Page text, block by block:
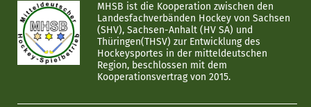
MHSB ist die Kooperation zwischen den
Landesfachverbänden Hockey von Sachsen
(SHV), Sachsen-Anhalt (HV SA) und
Thüringen(THSV) zur Entwicklung des
Hockeysportes in der mitteldeutschen
Region, beschlossen mit dem
Kooperationsvertrag von 2015.